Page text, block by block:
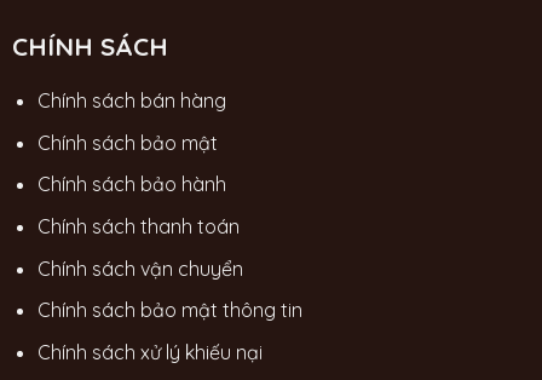
CHÍNH SÁCH
Chính sách bán hàng
Chính sách bảo mật
Chính sách bảo hành
Chính sách thanh toán
Chính sách vận chuyển
Chính sách bảo mật thông tin
Chính sách xử lý khiếu nại